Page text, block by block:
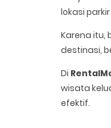
lokasi
Karena itu,
destinasi,
Di
wisata
efektif.